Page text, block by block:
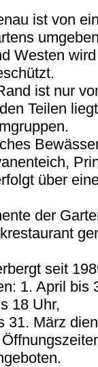
ist von
Westen
ist nur
Teilen
über
der
seit
1. April bis
18 Uhr,
31. März